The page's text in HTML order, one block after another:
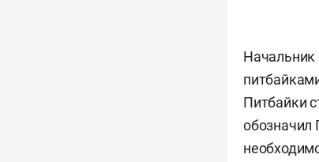
Начальник
Питбайки
обозначил